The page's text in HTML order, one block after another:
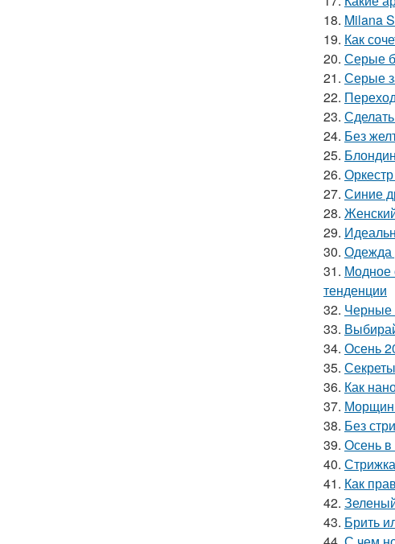
18. Milana
19. Как
20. Серые
21. Серые
22.
23.
24. Без
25.
26.
27. Синие
28.
29.
30. Одежда
31. Модное
тенденции
32. Черные
33.
34. Осень
35.
36. Как
37.
38. Без
39. Осень в
40.
41. Как
42.
43. Брить